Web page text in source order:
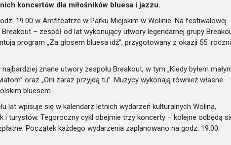
koncertów dla miłośników bluesa i jazzu.
19.00 w Amfiteatrze w Parku Miejskim w Wolinie. Na festiwalowej
– zespół od lat wykonujący utwory legendarnej grupy
program „Za głosem bluesa idź”, przygotowany z okazji 55.
znane utwory zespołu Breakout, w tym „Kiedy byłem
oraz „Oni zaraz przyjdą tu”. Muzycy wykonają również własne
bluesem.
lat wpisuje się w kalendarz letnich wydarzeń kulturalnych Wolina,
i turystów. Tegoroczny cykl obejmie trzy koncerty – kolejne odbędą
Początek każdego wydarzenia zaplanowano na godz. 19.00.